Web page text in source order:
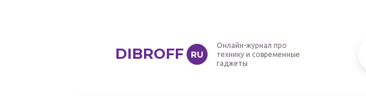
DIBROFF RU
Онлайн-журнал про
технику и современные
гаджеты